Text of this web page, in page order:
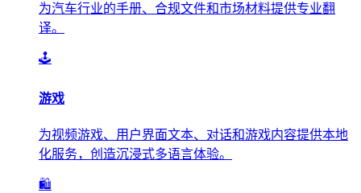
为汽车行业的手册、合规文件和市场材料提供专业翻
译。
🕹️
游戏
为视频游戏、用户界面文本、对话和游戏内容提供本地
化服务，创造沉浸式多语言体验。
🛍️